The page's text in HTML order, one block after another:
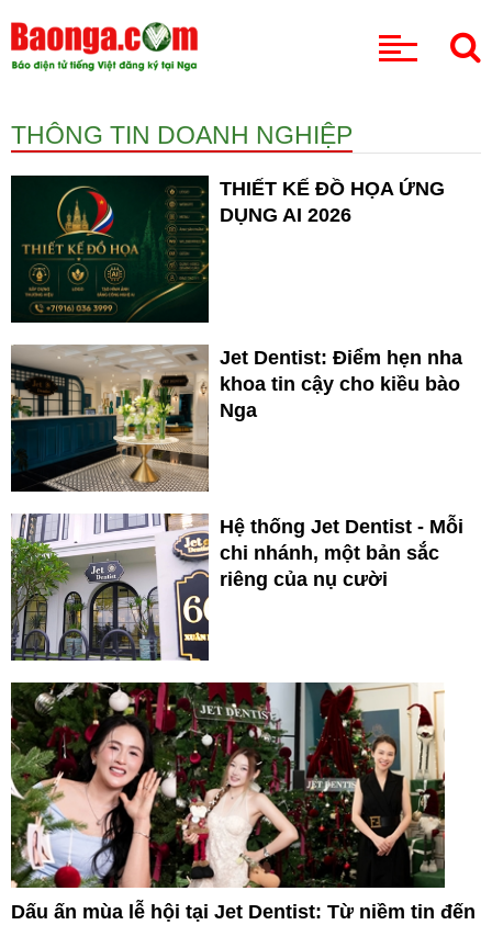
THÔNG TIN DOANH NGHIỆP
THIẾT KẾ ĐỒ HỌA ỨNG
DỤNG AI 2026
Jet Dentist: Điểm hẹn nha
khoa tin cậy cho kiều bào
Nga
Hệ thống Jet Dentist - Mỗi
chi nhánh, một bản sắc
riêng của nụ cười
Dấu ấn mùa lễ hội tại Jet Dentist: Từ niềm tin đến